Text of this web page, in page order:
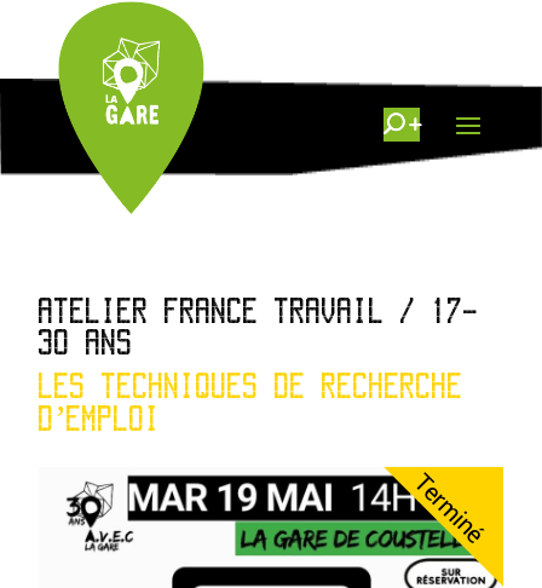
ATELIER FRANCE TRAVAIL / 17-
30 ANS
LES TECHNIQUES DE RECHERCHE
D’EMPLOI
Terminé